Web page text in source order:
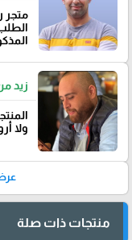
متجر
زيد
ولا
منتجات ذات صلة